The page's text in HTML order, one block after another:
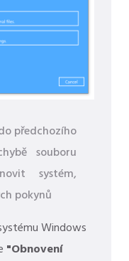
předchozího
souboru
systém,
pokynů
Windows
"Obnovení